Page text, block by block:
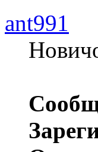
ant991